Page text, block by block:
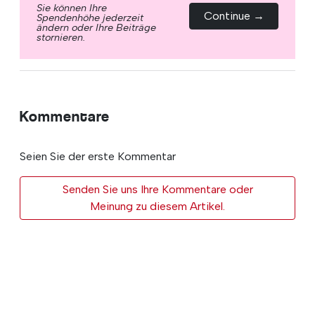
Sie können Ihre
Spendenhöhe jederzeit
ändern oder Ihre Beiträge
stornieren.
Continue →
Kommentare
Seien Sie der erste Kommentar
Senden Sie uns Ihre Kommentare oder
Meinung zu diesem Artikel.